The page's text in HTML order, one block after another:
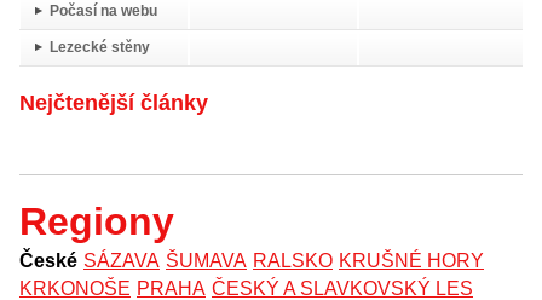
Počasí na webu
Lezecké stěny
Nejčtenější články
Regiony
České SÁZAVA ŠUMAVA RALSKO KRUŠNÉ HORY
KRKONOŠE PRAHA ČESKÝ A SLAVKOVSKÝ LES